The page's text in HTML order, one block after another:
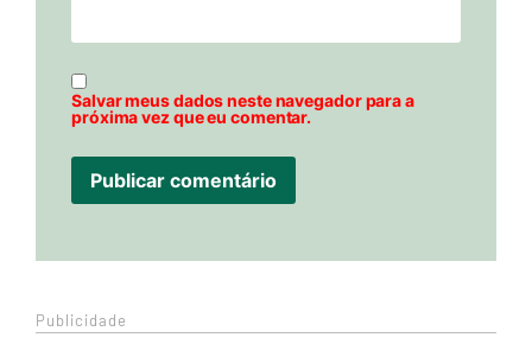
Salvar meus dados neste navegador para a
próxima vez que eu comentar.
Publicidade